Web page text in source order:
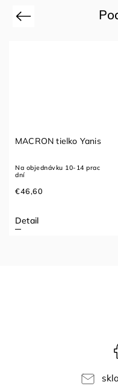
Previous
MACRON tielko Yanis
Na objednávku 10-14 prac
dní
€46,60
Detail